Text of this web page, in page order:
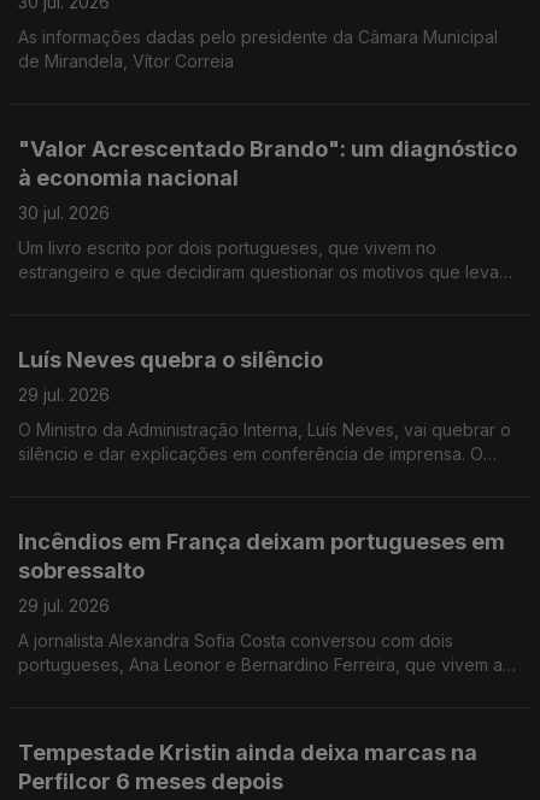
As informações dadas pelo presidente da Câmara Municipal
de Mirandela, Vítor Correia
"Valor Acrescentado Brando": um diagnóstico
à economia nacional
30 jul. 2026
Um livro escrito por dois portugueses, que vivem no
estrangeiro e que decidiram questionar os motivos que levam
Luís Neves quebra o silêncio
29 jul. 2026
O Ministro da Administração Interna, Luís Neves, vai quebrar o
silêncio e dar explicações em conferência de imprensa. O
Incêndios em França deixam portugueses em
sobressalto
29 jul. 2026
A jornalista Alexandra Sofia Costa conversou com dois
portugueses, Ana Leonor e Bernardino Ferreira, que vivem a
Tempestade Kristin ainda deixa marcas na
Perfilcor 6 meses depois